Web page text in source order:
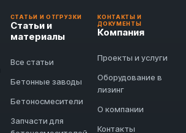
СТАТЬИ И ОТГРУЗКИ
Статьи и
материалы
Все статьи
Бетонные заводы
Бетоносмесители
Запчасти для
КОНТАКТЫ И
ДОКУМЕНТЫ
Компания
Проекты и услуги
Оборудование в
лизинг
О компании
Контакты